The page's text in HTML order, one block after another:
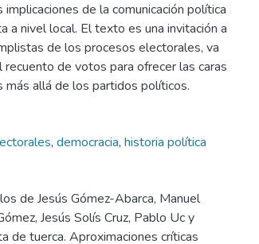
de la comunicación política
a nivel local. El texto es una invitación a
de los procesos electorales, va
de votos para ofrecer las caras
más allá de los partidos políticos.
, democracia, historia política
de Jesús Gómez-Abarca, Manuel
Jesús Solís Cruz, Pablo Uc y
de tuerca. Aproximaciones críticas